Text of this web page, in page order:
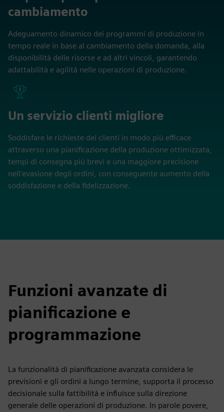
cambiamento
Adeguamento dinamico dei programmi di produzione in
tempo reale in base al cambiamento della domanda, alla
disponibilità delle risorse e ad altri vincoli, garantendo
adattabilità e agilità nelle operazioni di produzione.
Un servizio clienti migliore
Soddisfare le richieste dei clienti in modo più efficace
attraverso una pianificazione della produzione ottimizzata,
tempi di consegna più brevi e una maggiore precisione
nell'evasione degli ordini, con conseguente aumento della
soddisfazione e della fidelizzazione.
Funzioni avanzate di
pianificazione e
programmazione
La funzionalità di pianificazione avanzata considera le
previsioni e gli ordini a lungo termine, supporta il processo
decisionale sulla fattibilità e influisce sulla direzione
generale delle operazioni di produzione. In parole povere,